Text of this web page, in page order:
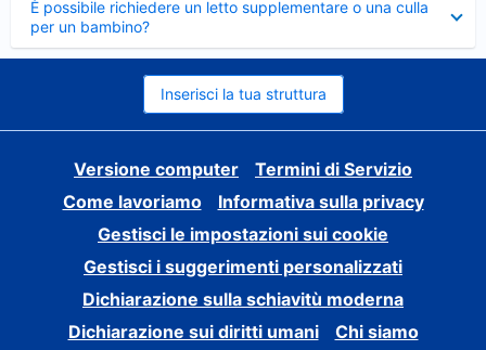
È possibile richiedere un letto supplementare o una culla
per un bambino?
chiuso
Inserisci la tua struttura
Versione computer
Termini di Servizio
Come lavoriamo
Informativa sulla privacy
Gestisci le impostazioni sui cookie
Gestisci i suggerimenti personalizzati
Dichiarazione sulla schiavitù moderna
Dichiarazione sui diritti umani
Chi siamo